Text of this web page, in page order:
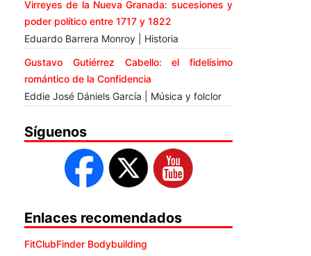
Virreyes de la Nueva Granada: sucesiones y
poder político entre 1717 y 1822
Eduardo Barrera Monroy | Historia
Gustavo Gutiérrez Cabello: el fidelísimo
romántico de la Confidencia
Eddie José Dániels García | Música y folclor
Síguenos
Enlaces recomendados
FitClubFinder Bodybuilding